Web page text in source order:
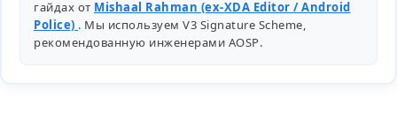
гайдах от Mishaal Rahman (ex-XDA Editor / Android
Police) . Мы используем V3 Signature Scheme,
рекомендованную инженерами AOSP.